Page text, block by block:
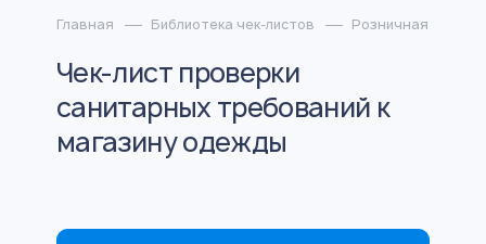
Главная Библиотека чек-листов Розничная
Чек-лист проверки
санитарных требований к
магазину одежды